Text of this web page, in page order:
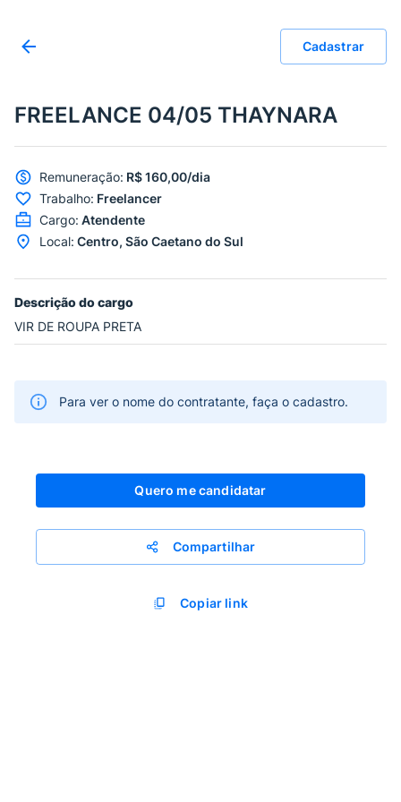
Cadastrar
FREELANCE 04/05 THAYNARA
Remuneração: R$ 160,00/dia
Trabalho: Freelancer
Cargo: Atendente
Local: Centro, São Caetano do Sul
Descrição do cargo
VIR DE ROUPA PRETA
Para ver o nome do contratante, faça o cadastro.
Quero me candidatar
Compartilhar
Copiar link